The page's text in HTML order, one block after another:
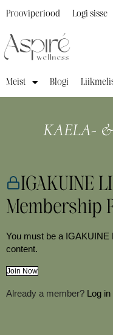
Meist Blogi
Prooviperiood Logi sisse
KAELA-
IGAKUINE
Membership
You must be a
content.
Join Now
Already a member? Log in